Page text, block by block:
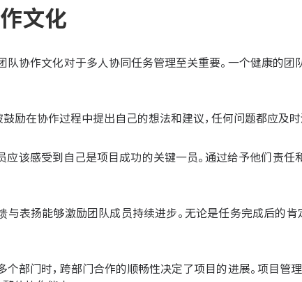
文化
队协作文化对于多人协同任务管理至关重要。一个健康的团
励在协作过程中提出自己的想法和建议，任何问题都应及时
应该感受到自己是项目成功的关键一员。通过给予他们责任
表扬能够激励团队成员持续进步。无论是任务完成后的肯
部门时，跨部门合作的顺畅性决定了项目的进展。项目管